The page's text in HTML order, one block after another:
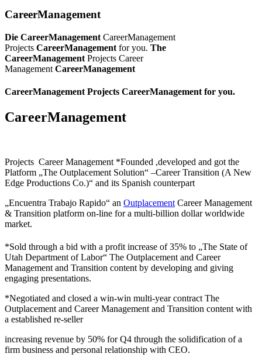
CareerManagement
Die CareerManagement CareerManagement
Projects CareerManagement for you. The
CareerManagement Projects Career
Management CareerManagement
CareerManagement Projects CareerManagement for you.
CareerManagement
Projects Career Management *Founded ,developed and got the
Platform „The Outplacement Solution“ –Career Transition (A New
Edge Productions Co.)“ and its Spanish counterpart
„Encuentra Trabajo Rapido“ an Outplacement Career Management
& Transition platform on-line for a multi-billion dollar worldwide
market.
*Sold through a bid with a profit increase of 35% to „The State of
Utah Department of Labor“ The Outplacement and Career
Management and Transition content by developing and giving
engaging presentations.
*Negotiated and closed a win-win multi-year contract The
Outplacement and Career Management and Transition content with
a established re-seller
increasing revenue by 50% for Q4 through the solidification of a
firm business and personal relationship with CEO.